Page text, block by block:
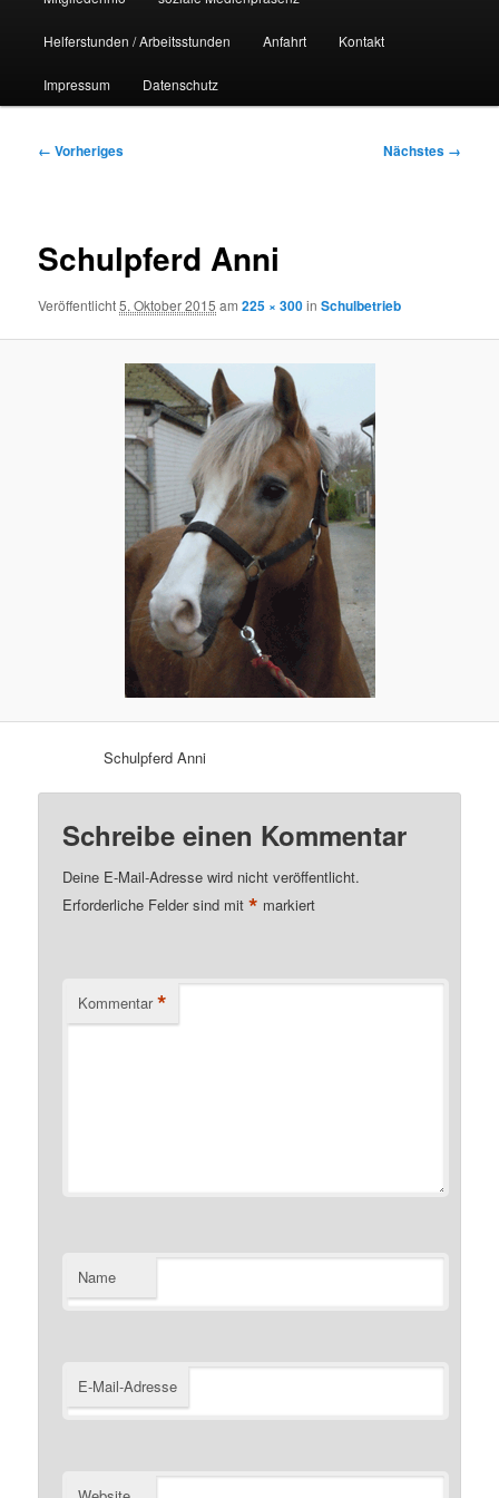
Helferstunden / Arbeitsstunden Anfahrt Kontakt
Impressum Datenschutz
Bilder-
← Vorheriges Nächstes →
Schulpferd Anni
Veröffentlicht5. Oktober 2015 am225 × 300inSchulbetrieb
Schulpferd Anni
Schreibe einen Kommentar
Deine E-Mail-Adresse wird nicht veröffentlicht.
Erforderliche Felder sind mit* markiert
Kommentar *
Name
E-Mail-Adresse